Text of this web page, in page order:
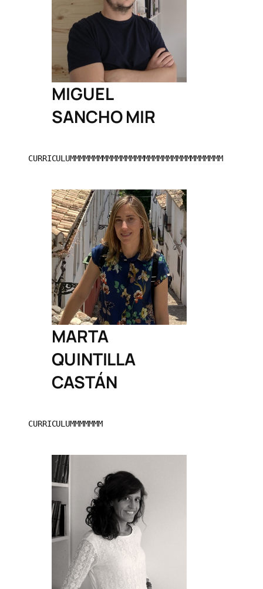
MIGUEL
SANCHO MIR
CURRICULUMMMMMMMMMMMMMMMMMMMMMMMMMMMMMMMMM
MARTA
QUINTILLA
CASTÁN
CURRICULUMMMMMMM